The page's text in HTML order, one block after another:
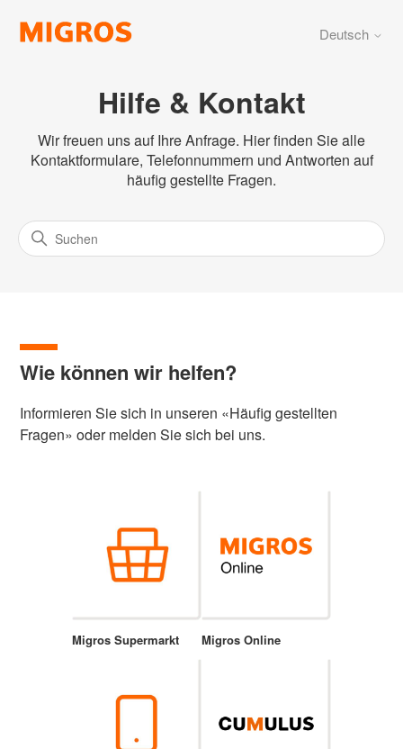
Deutsch
Hilfe & Kontakt
Wir freuen uns auf Ihre Anfrage. Hier finden Sie alle
Kontaktformulare, Telefonnummern und Antworten auf
häufig gestellte Fragen.
Wie können wir helfen?
Informieren Sie sich in unseren «Häufig gestellten
Fragen» oder melden Sie sich bei uns.
Migros Supermarkt Migros Online